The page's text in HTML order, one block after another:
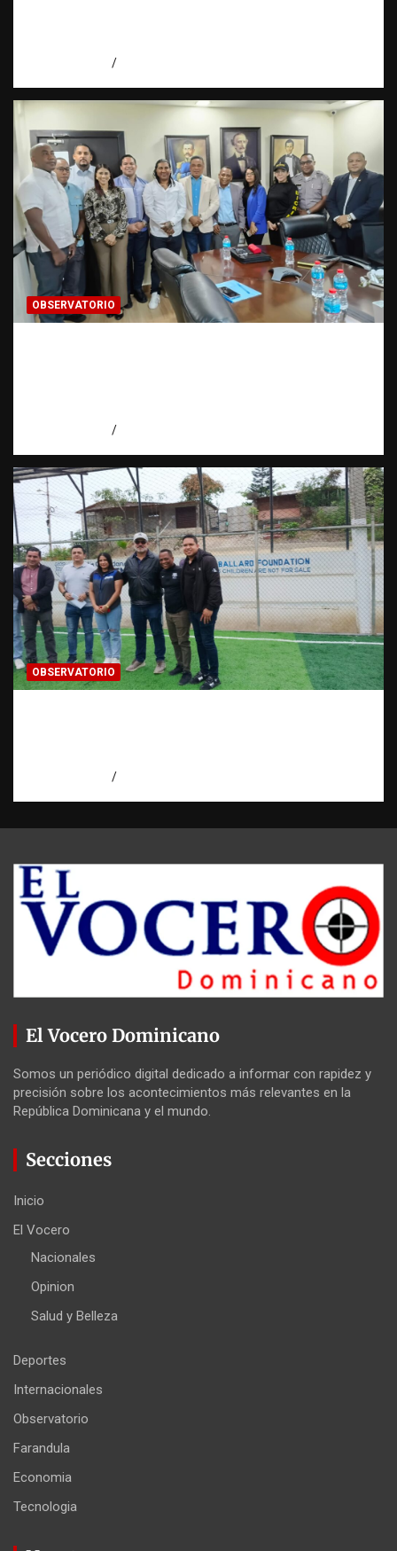
OBSERVATORIO
OBSERVATORIO
El Vocero Dominicano
Somos un periódico digital dedicado a informar con rapidez y
precisión sobre los acontecimientos más relevantes en la
República Dominicana y el mundo.
Secciones
Inicio
El Vocero
Nacionales
Opinion
Salud y Belleza
Deportes
Internacionales
Observatorio
Farandula
Economia
Tecnologia